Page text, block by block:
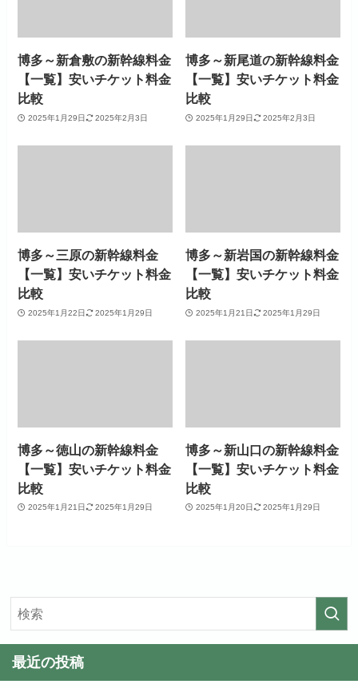
博多～新倉敷の新幹線料金
【一覧】安いチケット料金
比較
2025年1月29日 2025年2月3日
博多～新尾道の新幹線料金
【一覧】安いチケット料金
比較
2025年1月29日 2025年2月3日
博多～三原の新幹線料金
【一覧】安いチケット料金
比較
2025年1月22日 2025年1月29日
博多～新岩国の新幹線料金
【一覧】安いチケット料金
比較
2025年1月21日 2025年1月29日
博多～徳山の新幹線料金
【一覧】安いチケット料金
比較
2025年1月21日 2025年1月29日
博多～新山口の新幹線料金
【一覧】安いチケット料金
比較
2025年1月20日 2025年1月29日
最近の投稿